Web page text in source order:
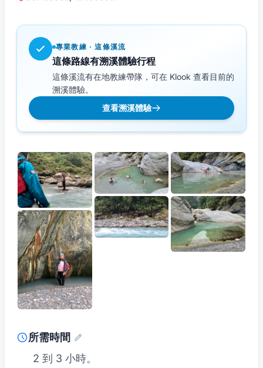
專業教練 · 這條溪流
這條路線有溯溪體驗行程
這條溪流有在地教練帶隊，可在 Klook 查看目前的
溯溪體驗。
查看溯溪體驗
所需時間
2 到 3 小時。